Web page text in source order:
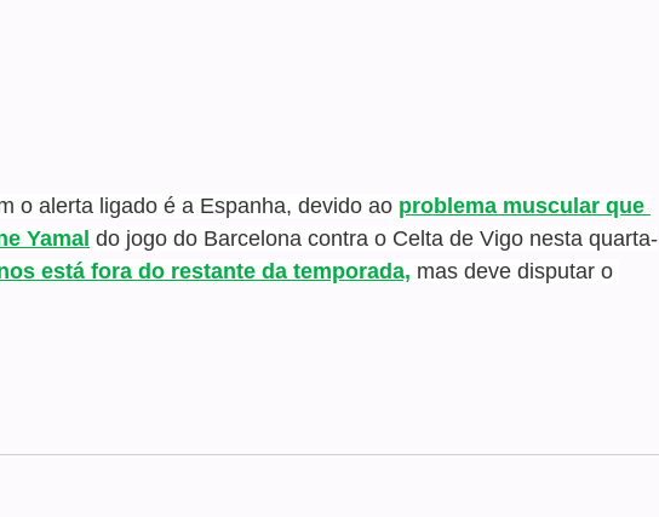
o alerta ligado é a Espanha, devido ao problema muscular que
Yamal do jogo do Barcelona contra o Celta de Vigo nesta quarta-
está fora do restante da temporada, mas deve disputar o